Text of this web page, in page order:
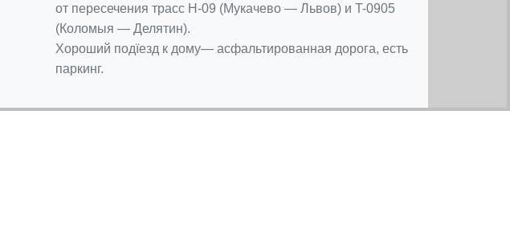
от пересечения трасс H-09 (Мукачево — Львов) и T-0905
(Коломыя — Делятин).
Хороший подїезд к дому— асфальтированная дорога, есть
паркинг.